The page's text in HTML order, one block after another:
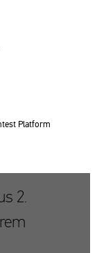
Plat­form
2.